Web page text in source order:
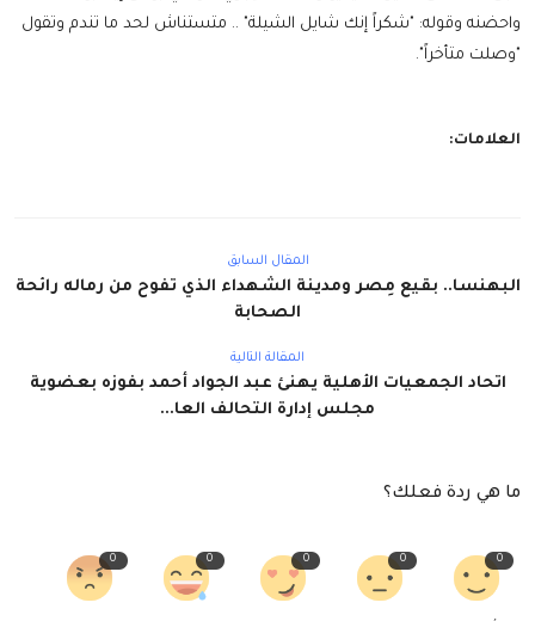
واحضنه وقوله: "شكراً إنك شايل الشيلة" .. متستناش لحد ما تندم وتقول
"وصلت متأخراً".
العلامات:
المقال السابق
البهنسا.. بقيع مِصر ومدينة الشهداء الذي تفوح من رماله رائحة
الصحابة
المقالة التالية
اتحاد الجمعيات الأهلية يهنئ عبد الجواد أحمد بفوزه بعضوية
مجلس إدارة التحالف العا...
ما هي ردة فعلك؟
0
0
0
0
0